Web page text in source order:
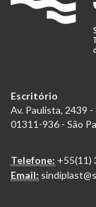
Escritório
Av. Paulista, 2439 -
01311-936 - São
Telefone: +55(11)
Email: